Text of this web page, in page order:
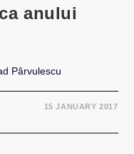
anului
Pârvulescu
15 JANUARY 2017